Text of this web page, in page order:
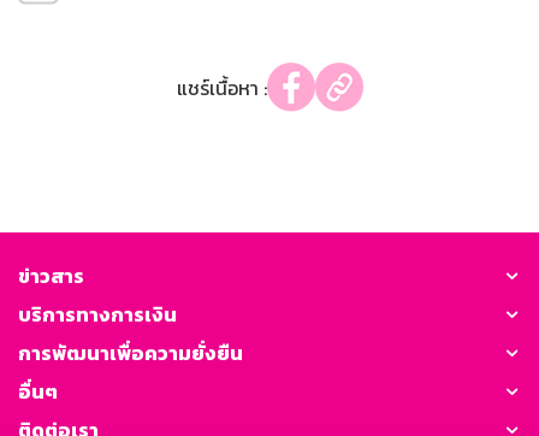
แชร์เนื้อหา :
ข่าวสาร
บริการทางการเงิน
การพัฒนาเพื่อความยั่งยืน
อื่นๆ